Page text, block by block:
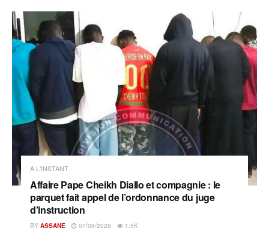
A L'INSTANT
Affaire Pape Cheikh Diallo et compagnie : le
parquet fait appel de l’ordonnance du juge
d’instruction
BY ASSANE 07/08/2026 1.5K